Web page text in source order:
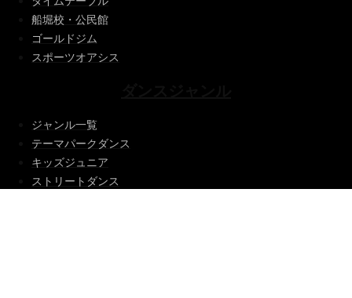
船堀校・公民館
ゴールドジム
スポーツオアシス
ジャンル一覧
テーマパークダンス
キッズジュニア
ストリートダンス